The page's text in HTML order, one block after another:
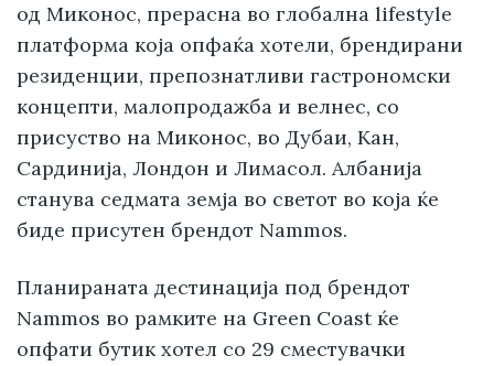
од Миконос, прерасна во глобална lifestyle
платформа која опфаќа хотели, брендирани
резиденции, препознатливи гастрономски
концепти, малопродажба и велнес, со
присуство на Миконос, во Дубаи, Кан,
Сардинија, Лондон и Лимасол. Албанија
станува седмата земја во светот во која ќе
биде присутен брендот Nammos.
Планираната дестинација под брендот
Nammos во рамките на Green Coast ќе
опфати бутик хотел со 29 сместувачки